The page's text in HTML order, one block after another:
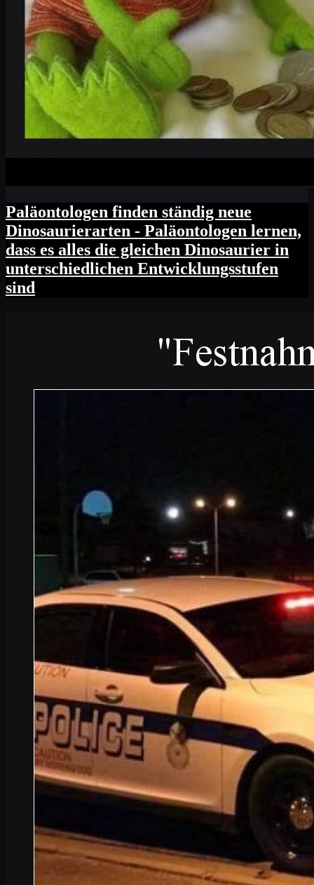
Paläontologen finden ständig neue
Dinosaurierarten - Paläontologen lernen,
dass es alles die gleichen Dinosaurier in
unterschiedlichen Entwicklungsstufen
sind